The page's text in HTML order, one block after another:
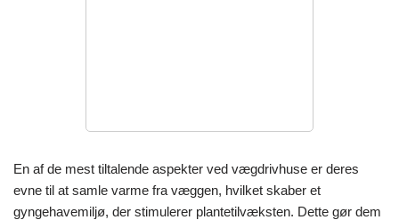
En af de mest tiltalende aspekter ved vægdrivhuse er deres
evne til at samle varme fra væggen, hvilket skaber et
gyngehavemiljø, der stimulerer plantetilvæksten. Dette gør dem